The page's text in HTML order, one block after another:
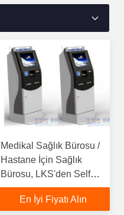
Medikal Sağlık Bürosu /
Hastane İçin Sağlık
Bürosu, LKS'den Self
Servis Kiosk
En İyi Fiyatı Alın